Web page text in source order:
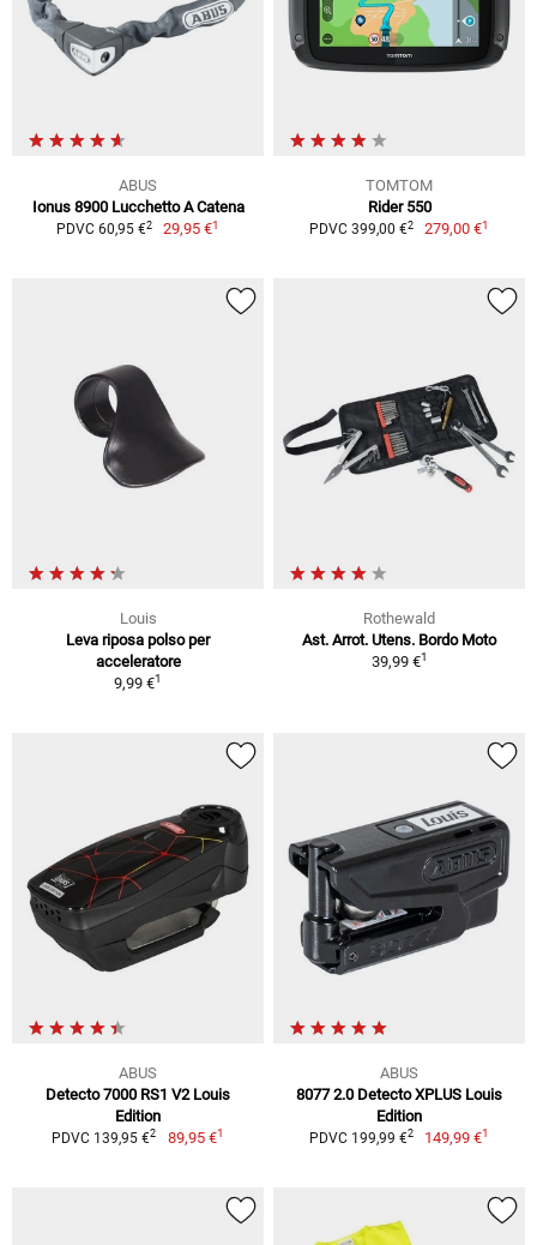
ABUS
Ionus 8900 Lucchetto A Catena
PDVC 60,95 €2 29,95 €1
TOMTOM
Rider 550
PDVC 399,00 €2 279,00 €1
Louis
Leva riposa polso per
acceleratore
9,99 €1
Rothewald
Ast. Arrot. Utens. Bordo Moto
39,99 €1
ABUS
Detecto 7000 RS1 V2 Louis
Edition
PDVC 139,95 €2 89,95 €1
ABUS
8077 2.0 Detecto XPLUS Louis
Edition
PDVC 199,99 €2 149,99 €1